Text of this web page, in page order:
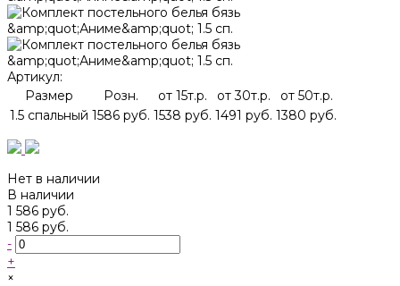
Артикул:
Размер
Розн. от 15т.р. от 30т.р.
от 50т.р.
1.5 спальный 1586 руб. 1538 руб. 1491 руб. 1380 руб.
Нет в наличии
В наличии
1 586 руб.
1 586 руб.
-
+
×